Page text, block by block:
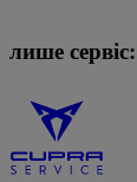
лише сервіс: